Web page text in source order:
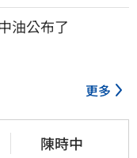
油公布了
更多
陳時中